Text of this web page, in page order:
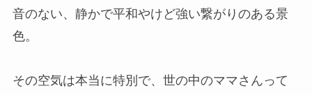
音のない、静かで平和やけど強い繋がりのある景
色。
その空気は本当に特別で、世の中のママさんって